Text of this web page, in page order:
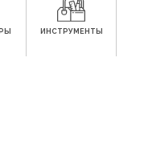
ИНСТРУМЕНТЫ